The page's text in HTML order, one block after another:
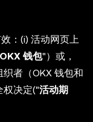
：(i) 活动网页上
OKX 钱包"）或，
者（OKX 钱包和
权决定("活动期